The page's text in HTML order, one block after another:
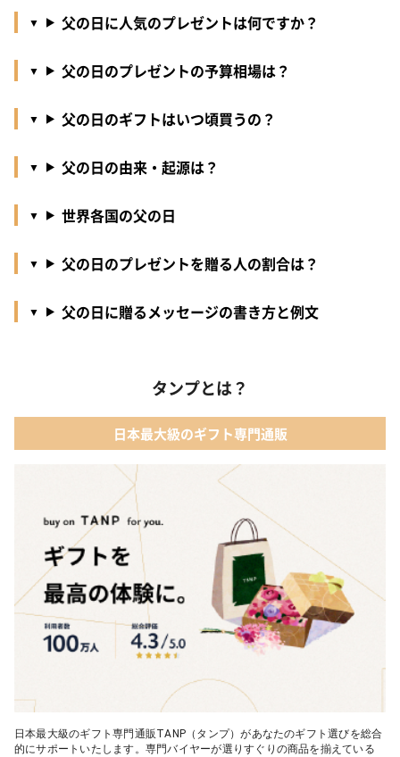
父の日に人気のプレゼントは何ですか？
父の日のプレゼントの予算相場は？
父の日のギフトはいつ頃買うの？
父の日の由来・起源は？
世界各国の父の日
父の日のプレゼントを贈る人の割合は？
父の日に贈るメッセージの書き方と例文
タンプとは？
日本最大級のギフト専門通販
日本最大級のギフト専門通販TANP（タンプ）があなたのギフト選びを総合
的にサポートいたします。専門バイヤーが選りすぐりの商品を揃えている